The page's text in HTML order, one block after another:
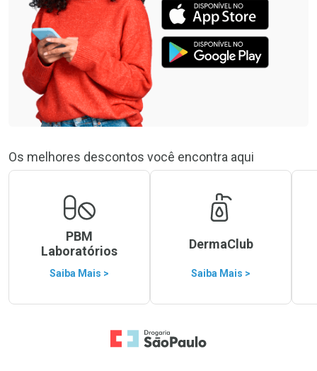
Os melhores descontos você encontra aqui
PBM
Laboratórios
Saiba Mais >
DermaClub
Saiba Mais >
Ir para a Home